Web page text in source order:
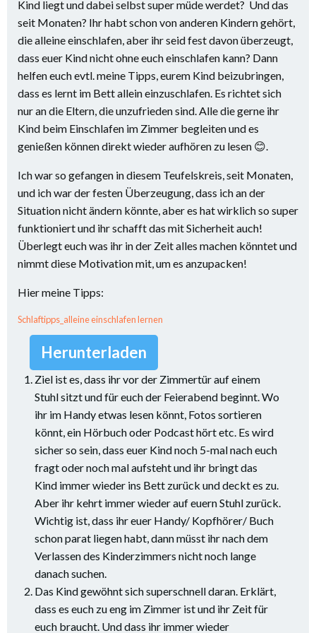
Kind liegt und dabei selbst super müde werdet? Und das
seit Monaten? Ihr habt schon von anderen Kindern gehört,
die alleine einschlafen, aber ihr seid fest davon überzeugt,
dass euer Kind nicht ohne euch einschlafen kann? Dann
helfen euch evtl. meine Tipps, eurem Kind beizubringen,
dass es lernt im Bett allein einzuschlafen. Es richtet sich
nur an die Eltern, die unzufrieden sind. Alle die gerne ihr
Kind beim Einschlafen im Zimmer begleiten und es
genießen können direkt wieder aufhören zu lesen 😊.
Ich war so gefangen in diesem Teufelskreis, seit Monaten,
und ich war der festen Überzeugung, dass ich an der
Situation nicht ändern könnte, aber es hat wirklich so super
funktioniert und ihr schafft das mit Sicherheit auch!
Überlegt euch was ihr in der Zeit alles machen könntet und
nimmt diese Motivation mit, um es anzupacken!
Hier meine Tipps:
Schlaftipps_alleine einschlafen lernen
Herunterladen
Ziel ist es, dass ihr vor der Zimmertür auf einem
Stuhl sitzt und für euch der Feierabend beginnt. Wo
ihr im Handy etwas lesen könnt, Fotos sortieren
könnt, ein Hörbuch oder Podcast hört etc. Es wird
sicher so sein, dass euer Kind noch 5-mal nach euch
fragt oder noch mal aufsteht und ihr bringt das
Kind immer wieder ins Bett zurück und deckt es zu.
Aber ihr kehrt immer wieder auf euern Stuhl zurück.
Wichtig ist, dass ihr euer Handy/ Kopfhörer/ Buch
schon parat liegen habt, dann müsst ihr nach dem
Verlassen des Kinderzimmers nicht noch lange
danach suchen.
Das Kind gewöhnt sich superschnell daran. Erklärt,
dass es euch zu eng im Zimmer ist und ihr Zeit für
euch braucht. Und dass ihr immer wieder